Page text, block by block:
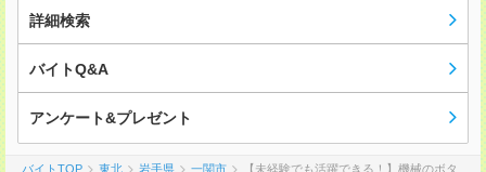
詳細検索
バイトQ&A
アンケート&プレゼント
バイトTOP 東北 岩手県 一関市 【未経験でも活躍できる！】機械のボタ